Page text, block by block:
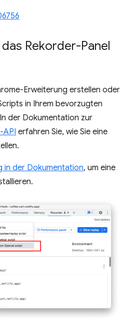
Rekorder-Panel
Erweiterung erstellen oder
in Ihrem bevorzugten
der Dokumentation zur
API erfahren Sie, wie Sie eine
in der Dokumentation, um eine